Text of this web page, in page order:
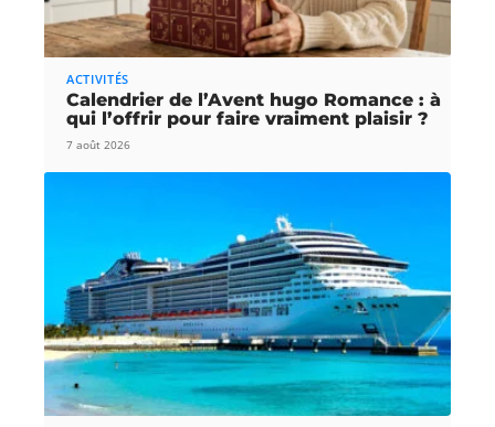
ACTIVITÉS
Calendrier de l’Avent hugo Romance : à
qui l’offrir pour faire vraiment plaisir ?
7 août 2026